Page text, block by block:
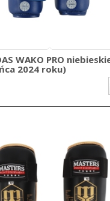
WAKO PRO
2024 roku)